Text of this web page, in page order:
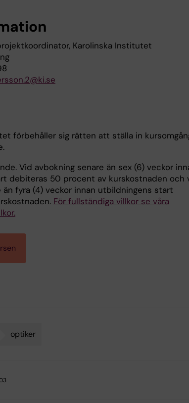
Karolinska Institutet
förbehåller sig rätten att ställa in
Vid avbokning senare än sex (6) veckor
debiteras 50 procent av kurskostnaden och
än fyra (4) veckor innan utbildningens start
För fullständiga villkor se våra
optiker